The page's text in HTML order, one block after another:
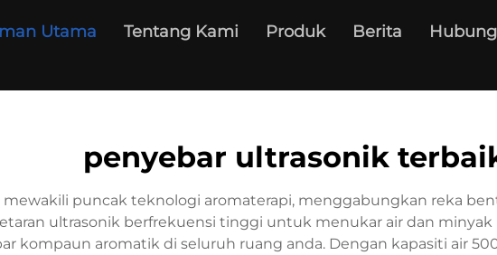
Utama Tentang Kami Produk Berita
penyebar ultrasonik
puncak teknologi aromaterapi, menggabungkan reka
ultrasonik berfrekuensi tinggi untuk menukar air dan
kompaun aromatik di seluruh ruang anda. Dengan kapasiti air